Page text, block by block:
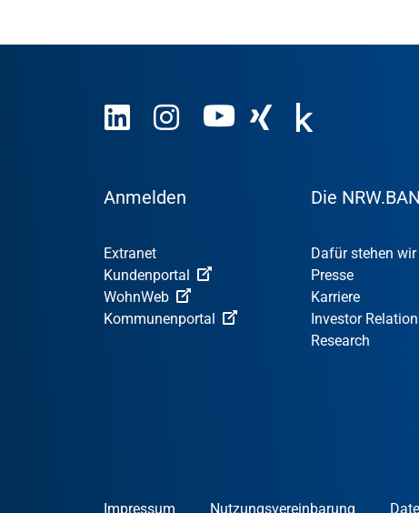
Anmelden
Extranet
Kundenportal
WohnWeb
Kommunenportal
Die
Dafür stehen wir
Presse
Karriere
Investor
Research
Impressum Nutzungsvereinbarung